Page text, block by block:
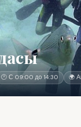
🕐 С 09:00 до 14:30 🌍